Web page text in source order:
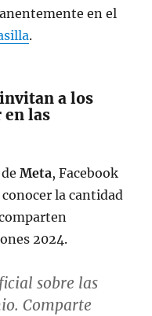
en el
.
a los
en las
deMeta, Facebook
la cantidad
2024.
sobre las
Comparte